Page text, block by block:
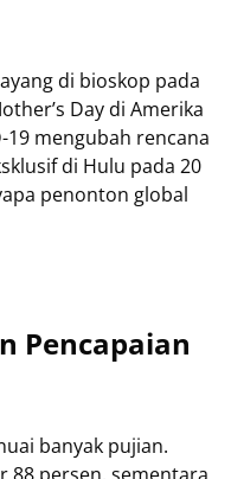
di bioskop pada
Day di Amerika
19 mengubah rencana
di Hulu pada 20
penonton global
Pencapaian
banyak pujian.